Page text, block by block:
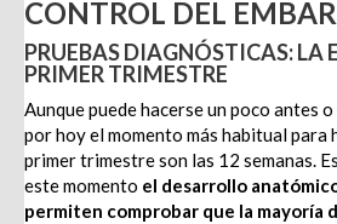
CONTROL DEL
PRUEBAS DIAGNÓSTICAS: LA
PRIMER TRIMESTRE
Aunque puede hacerse un poco antes
por hoy el momento más habitual para
primer trimestre son las 12 semanas.
este momento el desarrollo
permiten comprobar que la mayoría